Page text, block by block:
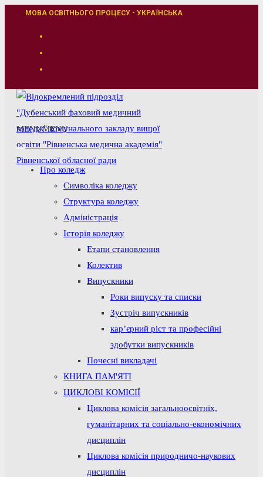
ПерейтиМОВА ОСВІТНЬОГО ПРОЦЕСУ - УКРАЇНСЬКА
MENUMENU
Про коледж
Символіка коледжу
Структура коледжу
Адміністрація
Історія коледжу
Етапи становлення
Колектив
Випускники
Роки випуску та списки
Зустріч випускників
кар’єрний ріст та професійні
здобутки випускників
Почесні викладачі
КНИГА ПАМ'ЯТІ
ЦИКЛОВІ КОМІСІЇ
Циклова комісія загальноосвітніх,
гуманітарних та соціально-економічних
дисциплін
Циклова комісія природничо-наукових
дисциплін